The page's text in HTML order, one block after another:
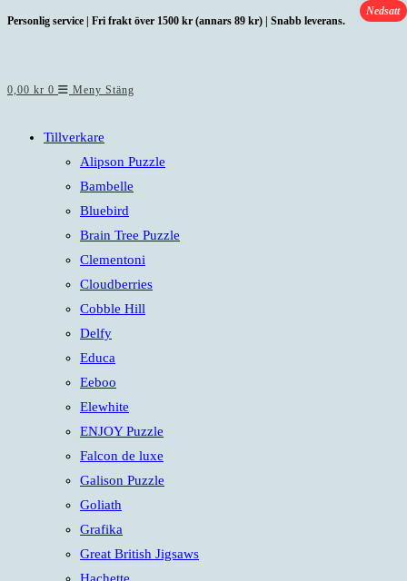
Hoppa
Personlig service | Fri frakt över 1500 kr (annars 89 kr) | Snabb leverans.
0,00 kr 0 Meny Stäng
Tillverkare
Alipson Puzzle
Bambelle
Bluebird
Brain Tree Puzzle
Clementoni
Cloudberries
Cobble Hill
Delfy
Educa
Eeboo
Elewhite
ENJOY Puzzle
Falcon de luxe
Galison Puzzle
Goliath
Grafika
Great British Jigsaws
Nedsatt